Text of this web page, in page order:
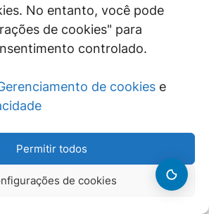
No entanto, você pode
de cookies" para
controlado.
de cookies e
Permitir todos
de cookies
PREVIDENCIÁRIAS. INCIDÊNCIA
RECEBIDAS PELOS
A TÍTULO DE PARTICIPAÇÃO NOS
EMPRESA. INADMISSIBILIDADE.
trabalhadores urbanos e rurais em
nos lucros ou resultados da empresa,
da remuneração
ser contida mediante a
de uma lei, nos exatos termos do
constitucional, mas que
de